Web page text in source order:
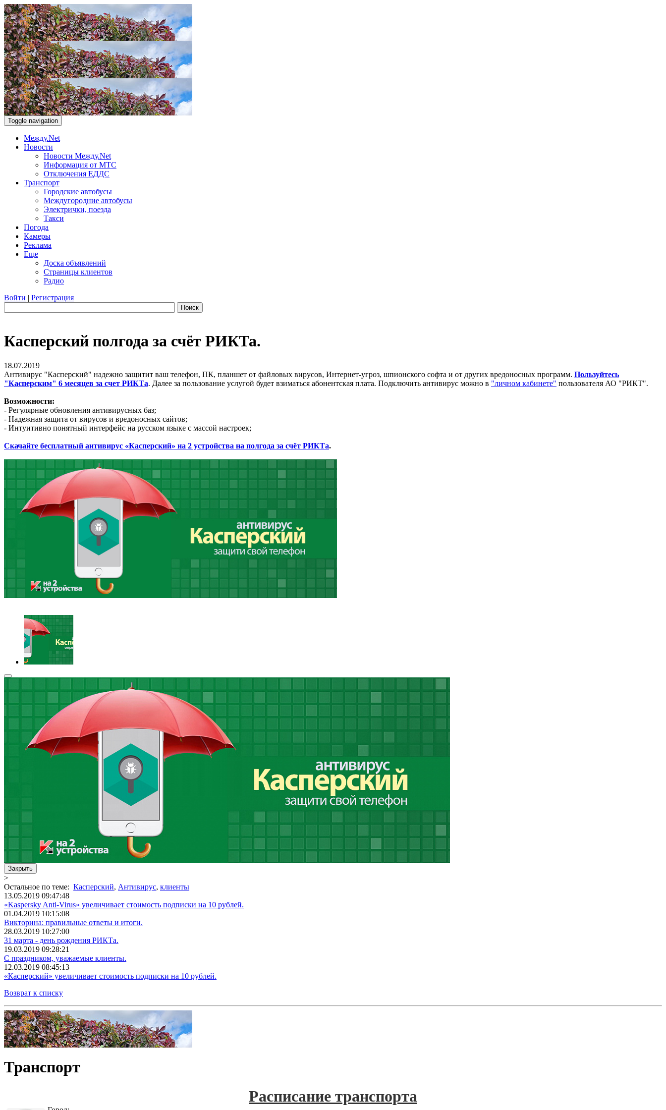
Toggle navigation
Между.Net
Новости
Новости Между.Net
Информация от МТС
Отключения ЕДДС
Транспорт
Городские автобусы
Междугородние автобусы
Электрички, поезда
Такси
Погода
Камеры
Реклама
Еще
Доска объявлений
Страницы клиентов
Радио
Войти | Регистрация
Поиск
Касперский полгода за счёт РИКТа.
18.07.2019
Антивирус "Касперский" надежно защитит ваш телефон, ПК, планшет от файловых вирусов, Интернет-угроз, шпионского софта и от других вредоносных программ. Пользуйтесь
"Касперским" 6 месяцев за счет РИКТа. Далее за пользование услугой будет взиматься абонентская плата. Подключить антивирус можно в "личном кабинете" пользователя АО "РИКТ".
Возможности:
- Регулярные обновления антивирусных баз;
- Надежная защита от вирусов и вредоносных сайтов;
- Интуитивно понятный интерфейс на русском языке с массой настроек;
Скачайте бесплатный антивирус «Касперский» на 2 устройства на полгода за счёт РИКТа.
Закрыть
>
Остальное по теме: Касперский, Антивирус, клиенты
13.05.2019 09:47:48
«Kaspersky Anti-Virus» увеличивает стоимость подписки на 10 рублей.
01.04.2019 10:15:08
Викторина: правильные ответы и итоги.
28.03.2019 10:27:00
31 марта - день рождения РИКТа.
19.03.2019 09:28:21
С праздником, уважаемые клиенты.
12.03.2019 08:45:13
«Касперский» увеличивает стоимость подписки на 10 рублей.
Возврат к списку
Транспорт
Расписание транспорта